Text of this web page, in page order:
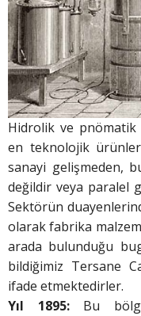
Hidrolik ve
en teknolojik
sanayi gelişmeden,
değildir veya paralel
Sektörün
olarak fabrika
arada bulunduğu
bildiğimiz Tersane
ifade etmektedirler.
Yıl 1895:Bu